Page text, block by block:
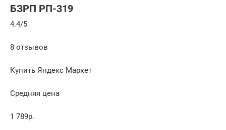
БЗРП РП-319
4.4/5
8 отзывов
Купить Яндекс Маркет
Средняя цена
1 789р.